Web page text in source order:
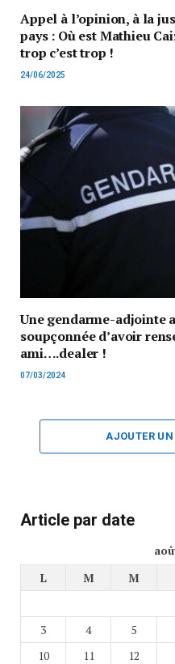
Appel à l’opinion, à la
pays : Où est Mathieu
trop c’est trop !
24/06/2025
Une gendarme-adjointe
soupçonnée d’avoir
ami….dealer !
07/03/2024
AJOUTER
Article par date
L
M M
3
4 5
10
11 12